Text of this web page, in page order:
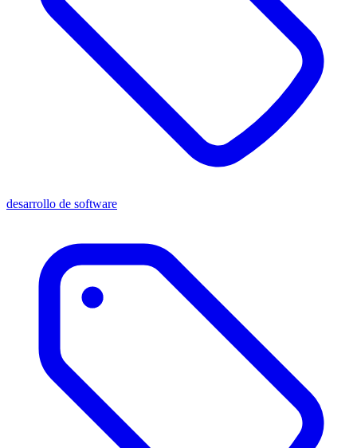
desarrollo de software